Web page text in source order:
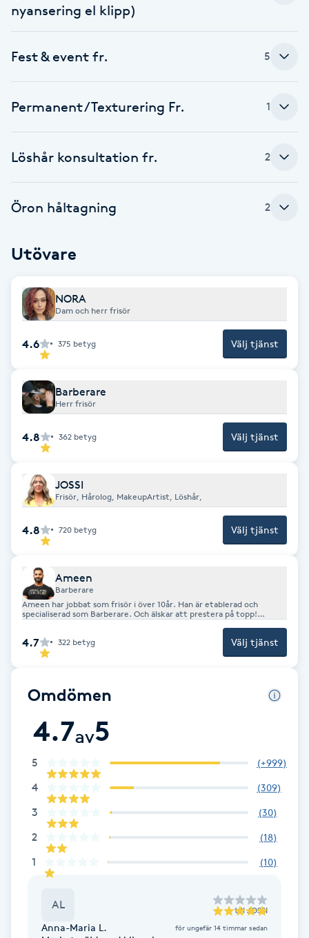
Cryoterapi
Dermapen
Enzympeeling
Eyeliner-tatuering
Face framing
Faceliftmassage
Fet hårbotten
Fettreducering
Fibromassage
Fillers
Fotmassage
Fotsvamp
Fransar
Fransborttagning
Fransfärgning
Fransförlängning
Fransförlängning Megavolym
Fransförlängning Volym
nyansering el klipp)
Fest & event fr. 5
Permanent / Texturering Fr. 1
Löshår konsultation fr. 2
Öron håltagning 2
Utövare
NORA
Dam och herr frisör
4.6 375 betyg Välj tjänst
Barberare
Herr frisör
4.8 362 betyg Välj tjänst
JOSSI
Frisör, Hårolog, MakeupArtist, Löshår,
4.8 720 betyg Välj tjänst
Ameen
Barberare
Ameen har jobbat som frisör i över 10år. Han är etablerad och
specialiserad som Barberare. Och älskar att prestera på topp!
4.7 322 betyg Välj tjänst
Omdömen
4.7av5
5 (+999)
4 (309)
3 (30)
2 (18)
1 (10)
AL till JOSSI
Anna-Maria L. för ungefär 14 timmar sedan